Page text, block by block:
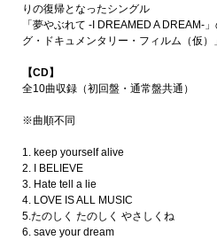
りの復帰となったシングル
「夢やぶれて -I DREAMED A DREAM-
グ・ドキュメンタリー・フィルム（仮）
【CD】
全10曲収録（初回盤・通常盤共通）
※曲順不同
1. keep yourself alive
2. I BELIEVE
3. Hate tell a lie
4. LOVE IS ALL MUSIC
5.たのしく たのしく やさしくね
6. save your dream